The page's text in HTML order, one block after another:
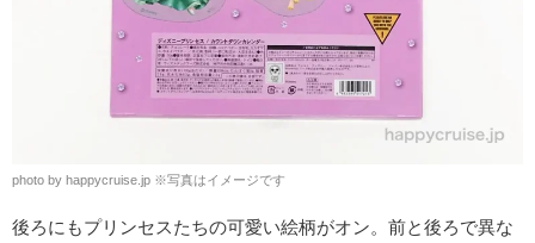
photo by happycruise.jp ※写真はイメージです
後ろにもプリンセスたちの可愛い絵柄がオン。前と後ろで異な